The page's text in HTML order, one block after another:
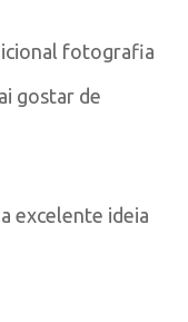
fotografia
gostar de
excelente ideia